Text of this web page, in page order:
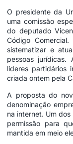
O presidente da
uma comissão
do deputado
Código
sistematizar e
pessoas jurídicas.
líderes partidários
criada ontem pela
A proposta do
denominação
na internet. Um
permissão para
mantida em meio